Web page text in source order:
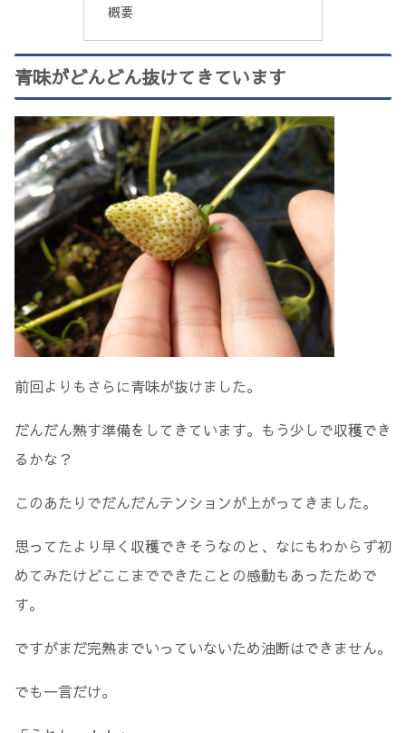
概要
青味がどんどん抜けてきています
前回よりもさらに青味が抜けました。
だんだん熟す準備をしてきています。もう少しで収穫でき
るかな？
このあたりでだんだんテンションが上がってきました。
思ってたより早く収穫できそうなのと、なにもわからず初
めてみたけどここまでできたことの感動もあったためで
す。
ですがまだ完熟までいっていないため油断はできません。
でも一言だけ。